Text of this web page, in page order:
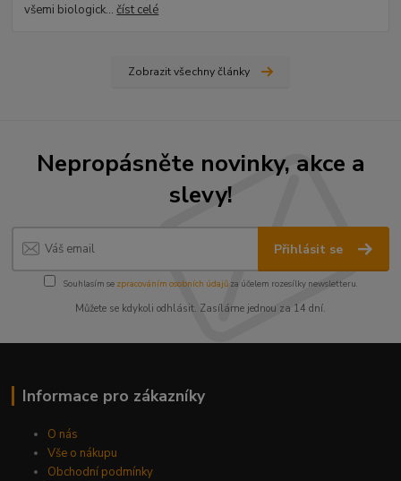
všemi biologick...číst celé
Zobrazit všechny články
Nepropásněte novinky, akce a
slevy!
Přihlásit se
Souhlasím se zpracováním osobních údajůza účelem rozesílky newsletteru.
Můžete se kdykoli odhlásit. Zasíláme jednou za 14 dní.
Informace pro zákazníky
O nás
Vše o nákupu
Obchodní podmínky